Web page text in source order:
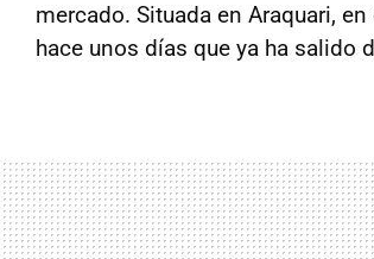
mercado. Situada en Araquari,
hace unos días que ya ha salido